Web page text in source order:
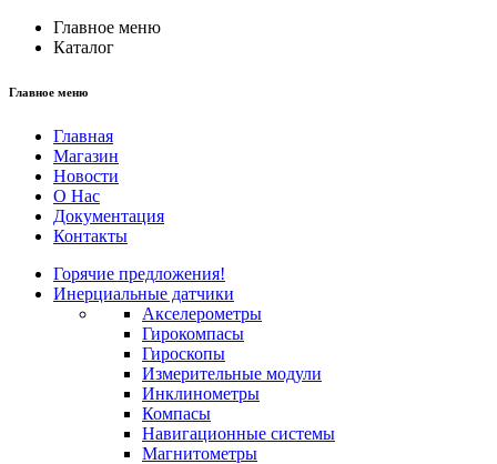
Главное меню
Каталог
Главное меню
Главная
Магазин
Новости
О Нас
Документация
Контакты
Горячие предложения!
Инерциальные датчики
Акселерометры
Гирокомпасы
Гироскопы
Измерительные модули
Инклинометры
Компасы
Навигационные системы
Магнитометры